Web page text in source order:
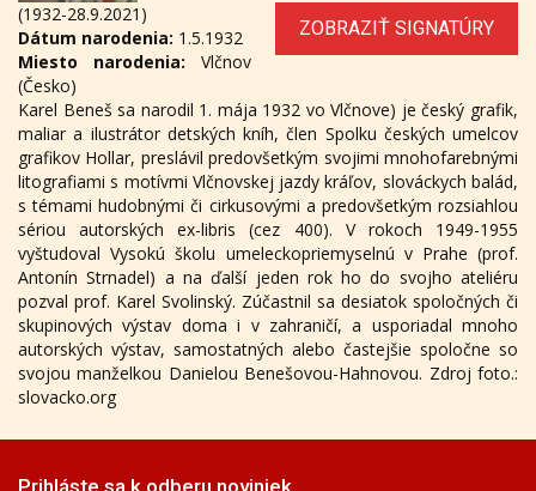
ZOBRAZIŤ SIGNATÚRY
(1932-28.9.2021)
Dátum narodenia: 1.5.1932
Miesto narodenia: Vlčnov
(Česko)
Karel Beneš sa narodil 1. mája 1932 vo Vlčnove) je český grafik,
maliar a ilustrátor detských kníh, člen Spolku českých umelcov
grafikov Hollar, preslávil predovšetkým svojimi mnohofarebnými
litografiami s motívmi Vlčnovskej jazdy kráľov, slováckych balád,
s témami hudobnými či cirkusovými a predovšetkým rozsiahlou
sériou autorských ex-libris (cez 400). V rokoch 1949-1955
vyštudoval Vysokú školu umeleckopriemyselnú v Prahe (prof.
Antonín Strnadel) a na ďalší jeden rok ho do svojho ateliéru
pozval prof. Karel Svolinský. Zúčastnil sa desiatok spoločných či
skupinových výstav doma i v zahraničí, a usporiadal mnoho
autorských výstav, samostatných alebo častejšie spoločne so
svojou manželkou Danielou Benešovou-Hahnovou. Zdroj foto.:
slovacko.org
Prihláste sa k odberu noviniek